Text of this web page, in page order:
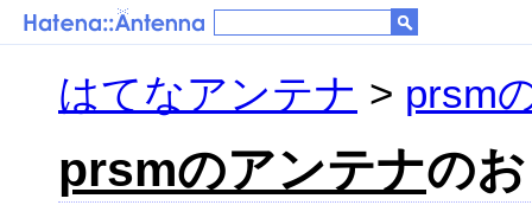
はてなアンテナ > prsm
prsmのアンテナの